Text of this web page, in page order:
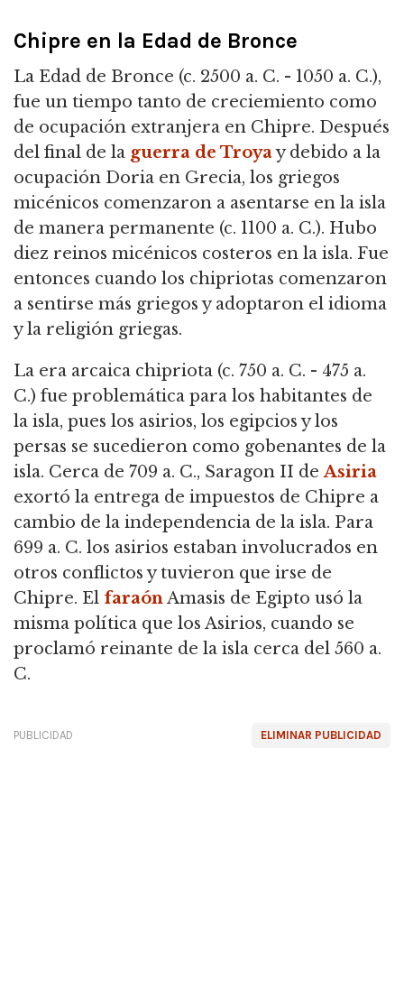
Chipre en la Edad de Bronce
La Edad de Bronce (c. 2500 a. C. - 1050 a. C.),
fue un tiempo tanto de creciemiento como
de ocupación extranjera en Chipre. Después
del final de la guerra de Troyay debido a la
ocupación Doria en Grecia, los griegos
micénicos comenzaron a asentarse en la isla
de manera permanente (c. 1100 a. C.). Hubo
diez reinos micénicos costeros en la isla. Fue
entonces cuando los chipriotas comenzaron
a sentirse más griegos y adoptaron el idioma
y la religión griegas.
La era arcaica chipriota (c. 750 a. C. - 475 a.
C.) fue problemática para los habitantes de
la isla, pues los asirios, los egipcios y los
persas se sucedieron como gobenantes de la
isla. Cerca de 709 a. C., Saragon II deAsiria
exortó la entrega de impuestos de Chipre a
cambio de la independencia de la isla. Para
699 a. C. los asirios estaban involucrados en
otros conflictos y tuvieron que irse de
Chipre. El faraónAmasis de Egipto usó la
misma política que los Asirios, cuando se
proclamó reinante de la isla cerca del 560 a.
C.
ELIMINAR PUBLICIDAD
PUBLICIDAD